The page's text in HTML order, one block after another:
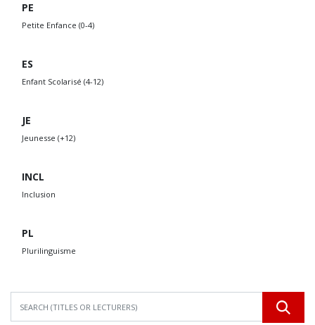
PE
Petite Enfance (0-4)
ES
Enfant Scolarisé (4-12)
JE
Jeunesse (+12)
INCL
Inclusion
PL
Plurilinguisme